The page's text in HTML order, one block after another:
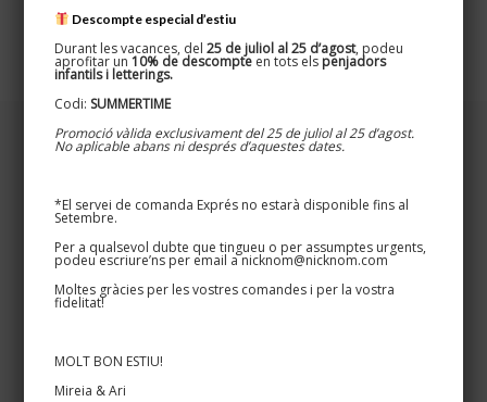
Descompte especial d’estiu
Durant les vacances, del 25 de juliol al 25 d’agost, podeu
aprofitar un 10% de descompte en tots els penjadors
infantils i letterings.
Codi: SUMMERTIME
Promoció vàlida exclusivament del 25 de juliol al 25 d’agost.
No aplicable abans ni després d’aquestes dates.
*El servei de comanda Exprés no estarà disponible fins al
Setembre.
Per a qualsevol dubte que tingueu o per assumptes urgents,
podeu escriure’ns per email a nicknom@nicknom.com
Moltes gràcies per les vostres comandes i per la vostra
fidelitat!
MOLT BON ESTIU!
Mireia & Ari